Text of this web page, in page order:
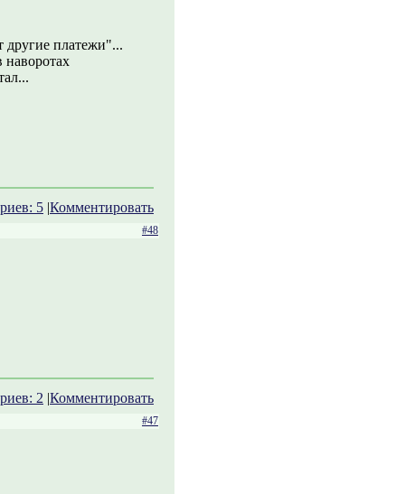
другие платежи"...
наворотах
5 |Комментировать
#48
2 |Комментировать
#47